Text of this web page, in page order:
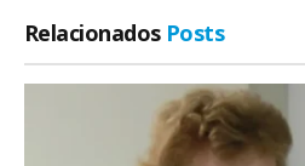
Relacionados Posts